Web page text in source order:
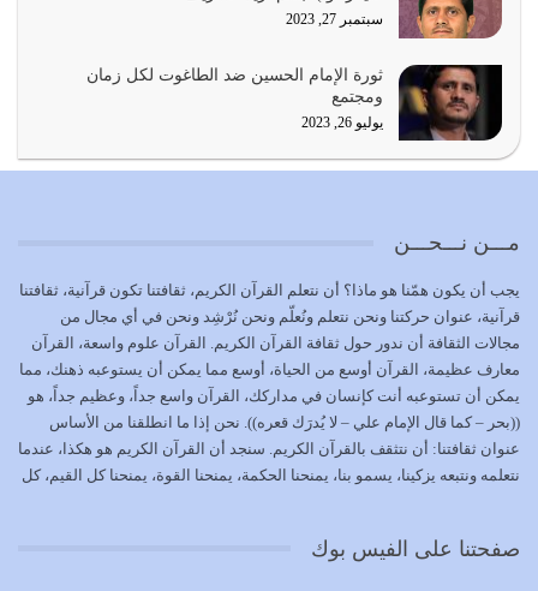
يوليو 22, 2026
يشاء ويذل من يشاء
يوليو 21, 2026
{إِنَّ الدِّينَ عِنْدَ اللَّهِ الْإسْلامُ} الدين الذي شرعه الله للناس في
تتحقق الحقوق للجميع
يوليو 18, 2026
بعض صفات المتقين {الصَّابِرِينَ وَالصَّادِقِينَ وَالْقَانِتِينَ
وَالْمُنْفِقِينَ…
يوليو 17, 2026
الاعتصام بحبل الله أمر إلهي للمؤمنين وهو بمثابة سبب بينهم
يوليو 16, 2026
سبتمبر 27, 2023
ثورة الإمام الحسين ضد الطاغوت لكل زمان
ومجتمع
يوليو 26, 2023
مـــن نـــحـــن
يجب أن يكون همّنا هو ماذا؟ أن نتعلم القرآن الكريم، ثقافتنا تكون قرآنية، ثقافتنا
قرآنية، عنوان حركتنا ونحن نتعلم ونُعلّم ونحن نُرْشِد ونحن في أي مجال من
مجالات الثقافة أن ندور حول ثقافة القرآن الكريم. القرآن علوم واسعة، القرآن
معارف عظيمة، القرآن أوسع من الحياة، أوسع مما يمكن أن يستوعبه ذهنك، مما
يمكن أن تستوعبه أنت كإنسان في مداركك، القرآن واسع جداً، وعظيم جداً، هو
((بحر – كما قال الإمام علي – لا يُدرَك قعره)). نحن إذا ما انطلقنا من الأساس
عنوان ثقافتنا: أن نتثقف بالقرآن الكريم. سنجد أن القرآن الكريم هو هكذا، عندما
نتعلمه ونتبعه يزكينا، يسمو بنا، يمنحنا الحكمة، يمنحنا القوة، يمنحنا كل القيم، كل
بمستوى أن نثقف الآخرين بالقرآن الكريم، وأن نتثقف بثقافة القرآن الكريم
صفحتنا على الفيس بوك